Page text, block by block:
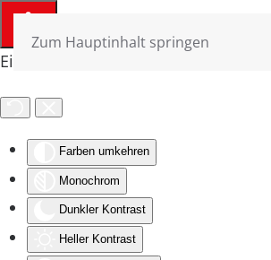
Eingabehilfen öffnen
Farben umkehren
Monochrom
Dunkler Kontrast
Heller Kontrast
Zum Hauptinhalt springen